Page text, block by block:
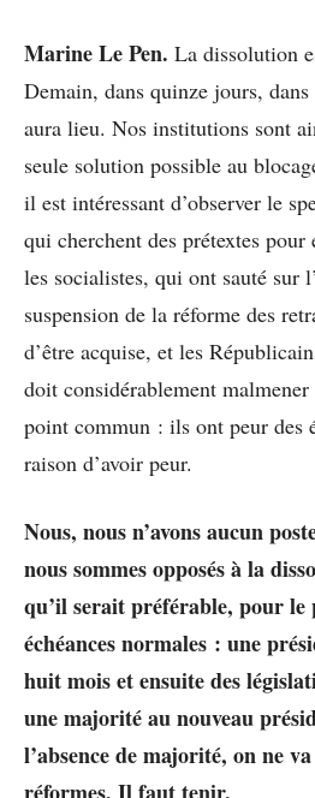
Marine Le Pen. La dissolution
Demain, dans quinze jours,
aura lieu. Nos institutions sont
seule solution possible au
il est intéressant d’observer le
qui cherchent des prétextes pour
les socialistes, qui ont sauté sur
suspension de la réforme des
d’être acquise, et les
doit considérablement
point commun : ils ont peur des
raison d’avoir peur.
Nous, nous n’avons aucun
nous sommes opposés à la
qu’il serait préférable, pour le
échéances normales : une
huit mois et ensuite des
une majorité au nouveau
l’absence de majorité, on ne